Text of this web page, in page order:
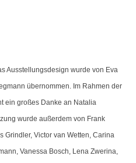
Ausstellungsdesign wurde von Eva
übernommen. Im Rahmen der
ein großes Danke an Natalia
wurde außerdem von Frank
Grindler, Victor van Wetten, Carina
Vanessa Bosch, Lena Zwerina,